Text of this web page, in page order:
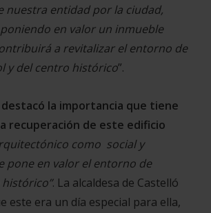
nuestra entidad por la ciudad,
en valor un inmueble
a revitalizar el entorno de
y del centro histórico”.
la importancia que tiene
recuperación de este edificio
como social y
pone en valor el entorno de
. La alcaldesa de Castelló
este era un día especial para ella,